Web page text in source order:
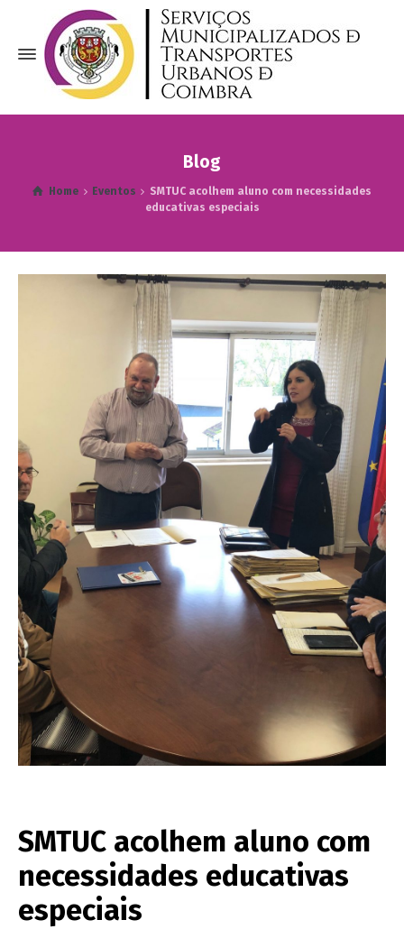
Blog
Home Eventos
SMTUC acolhem aluno com necessidades
educativas especiais
SMTUC acolhem aluno com
necessidades educativas
especiais